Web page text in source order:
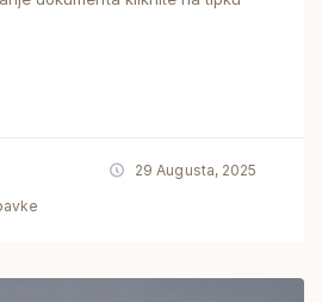
29 Augusta, 2025